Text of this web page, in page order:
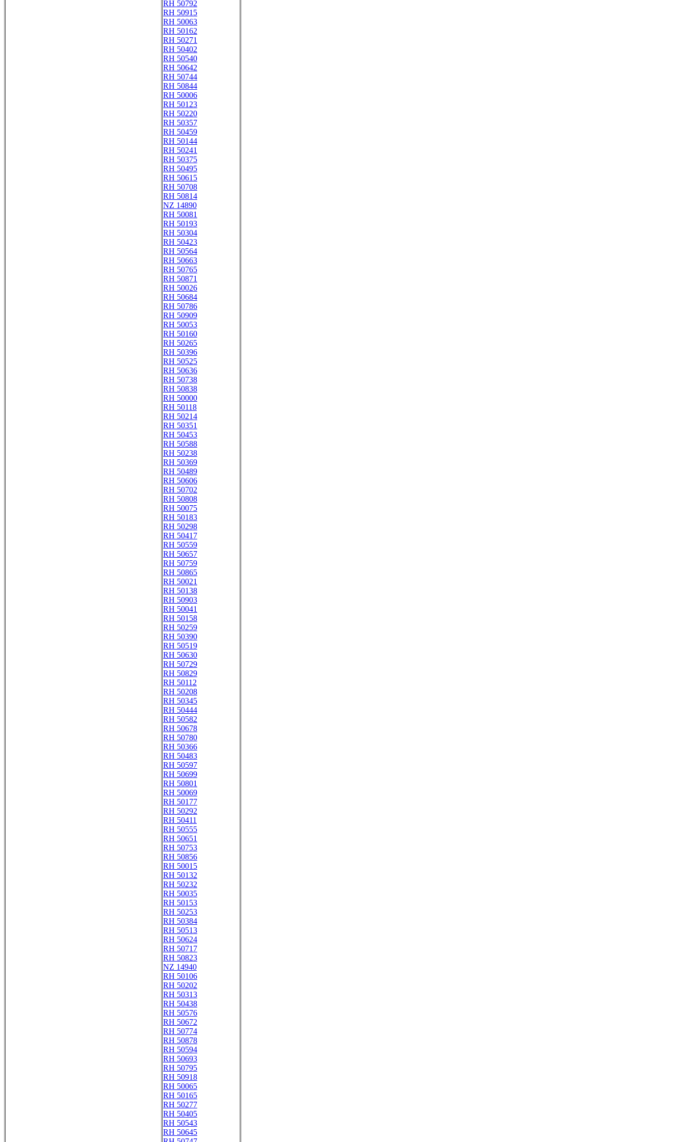
RH 50792
RH 50915
RH 50063
RH 50162
RH 50271
RH 50402
RH 50540
RH 50642
RH 50744
RH 50844
RH 50006
RH 50123
RH 50220
RH 50357
RH 50459
RH 50144
RH 50241
RH 50375
RH 50495
RH 50615
RH 50708
RH 50814
NZ 14890
RH 50081
RH 50193
RH 50304
RH 50423
RH 50564
RH 50663
RH 50765
RH 50871
RH 50026
RH 50684
RH 50786
RH 50909
RH 50053
RH 50160
RH 50265
RH 50396
RH 50525
RH 50636
RH 50738
RH 50838
RH 50000
RH 50118
RH 50214
RH 50351
RH 50453
RH 50588
RH 50238
RH 50369
RH 50489
RH 50606
RH 50702
RH 50808
RH 50075
RH 50183
RH 50298
RH 50417
RH 50559
RH 50657
RH 50759
RH 50865
RH 50021
RH 50138
RH 50903
RH 50041
RH 50158
RH 50259
RH 50390
RH 50519
RH 50630
RH 50729
RH 50829
RH 50112
RH 50208
RH 50345
RH 50444
RH 50582
RH 50678
RH 50780
RH 50366
RH 50483
RH 50597
RH 50699
RH 50801
RH 50069
RH 50177
RH 50292
RH 50411
RH 50555
RH 50651
RH 50753
RH 50856
RH 50015
RH 50132
RH 50232
RH 50035
RH 50153
RH 50253
RH 50384
RH 50513
RH 50624
RH 50717
RH 50823
NZ 14940
RH 50106
RH 50202
RH 50313
RH 50438
RH 50576
RH 50672
RH 50774
RH 50878
RH 50594
RH 50693
RH 50795
RH 50918
RH 50065
RH 50165
RH 50277
RH 50405
RH 50543
RH 50645